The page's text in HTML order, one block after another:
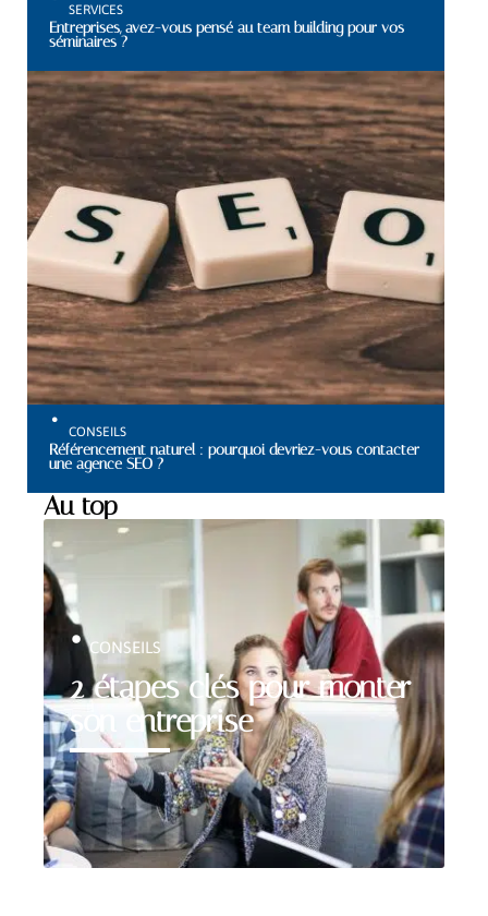
SERVICES
Entreprises, avez-vous pensé au team building pour vos
séminaires ?
CONSEILS
Référencement naturel : pourquoi devriez-vous contacter
une agence SEO ?
Au top
2 étapes clés pour monter
son entreprise
CONSEILS